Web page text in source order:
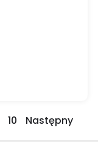
10 Następny